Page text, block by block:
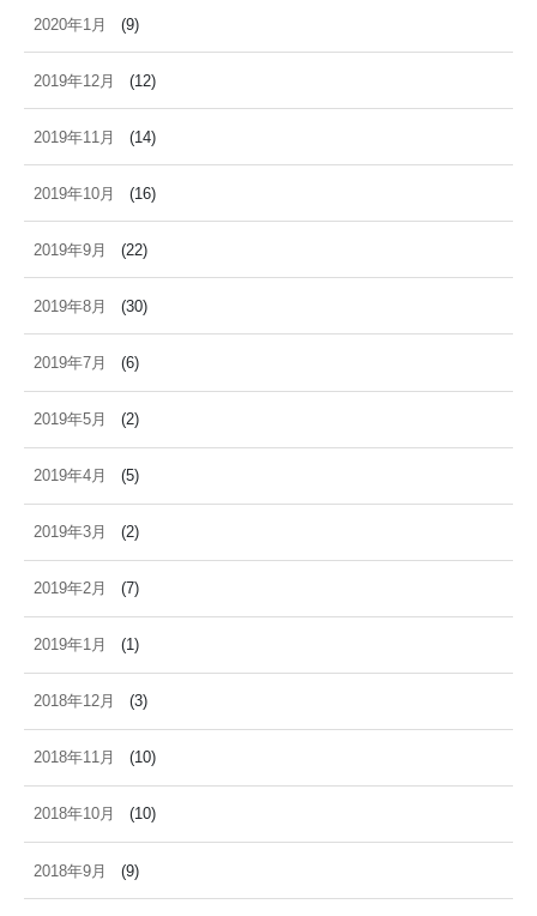
2020年1月 (9)
2019年12月 (12)
2019年11月 (14)
2019年10月 (16)
2019年9月 (22)
2019年8月 (30)
2019年7月 (6)
2019年5月 (2)
2019年4月 (5)
2019年3月 (2)
2019年2月 (7)
2019年1月 (1)
2018年12月 (3)
2018年11月 (10)
2018年10月 (10)
2018年9月 (9)